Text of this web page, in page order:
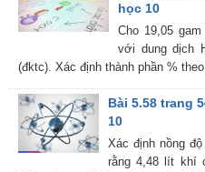
học 10
Cho 19,05
với dung dịch
(đktc). Xác định thành phần %
Bài 5.58 trang
10
Xác định nồng
rằng 4,48 lít khí